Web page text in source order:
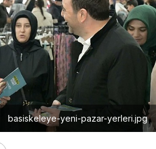
basiskeleye-yeni-pazar-yerleri.jpg